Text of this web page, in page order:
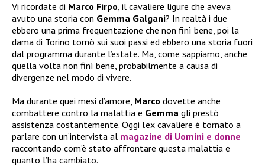
Vi ricordate di Marco Firpo, il cavaliere ligure che aveva
avuto una storia con Gemma Galgani? In realtà i due
ebbero una prima frequentazione che non finì bene, poi la
dama di Torino tornò sui suoi passi ed ebbero una storia fuori
dal programma durante l’estate. Ma, come sappiamo, anche
quella volta non finì bene, probabilmente a causa di
divergenze nel modo di vivere.
Ma durante quei mesi d’amore, Marco dovette anche
combattere contro la malattia e Gemma gli prestò
assistenza costantemente. Oggi l’ex cavaliere è tornato a
parlare con un’intervista al magazine di Uomini e donne
raccontando com’è stato affrontare questa malattia e
quanto l’ha cambiato.